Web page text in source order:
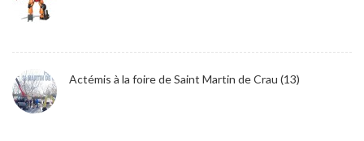
Actémis à la foire de Saint Martin de Crau (13)